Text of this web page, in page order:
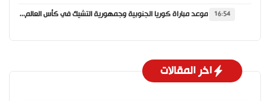
16:54 موعد مباراة كوريا الجنوبية وجمهورية التشيك في كأس العالم 2026 والقنوات الناقلة
اخر المقالات